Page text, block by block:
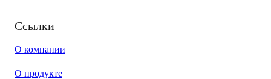
Ссылки
О компании
О продукте